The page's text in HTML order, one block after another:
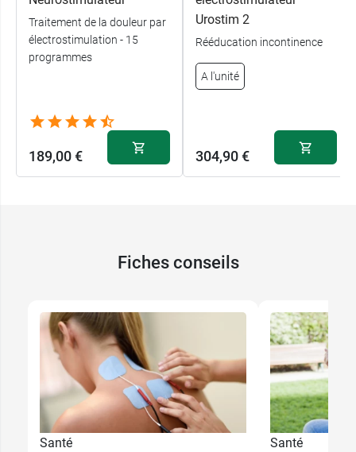
Traitement de la douleur par
électrostimulation - 15
programmes
189,00 €
Urostim 2
Rééducation incontinence
A l'unité
304,90 €
Fiches conseils
Santé
Santé